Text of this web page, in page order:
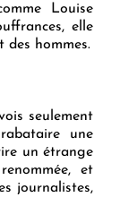
Louise
elle
hommes.
seulement
une
un étrange
et
journalistes,